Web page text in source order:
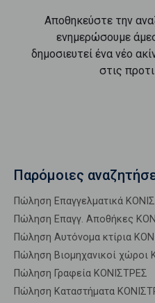
Αποθηκεύστε την
ενημερώσουμε
δημοσιευτεί ένα νέο
στις
Παρόμοιες
Πώληση Επαγγελματικά
Πώληση Επαγγ. Αποθήκες
Πώληση Αυτόνομα κτίρια
Πώληση Βιομηχανικοί χώροι
Πώληση Γραφεία ΚΟΝΙΣΤΡΕΣ
Πώληση Καταστήματα